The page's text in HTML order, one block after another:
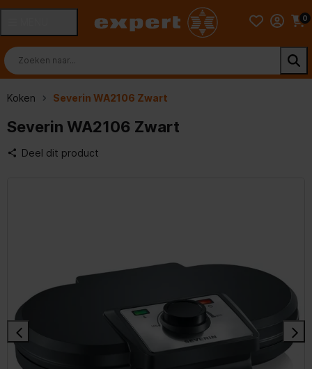
0
Koken Severin WA2106 Zwart
Severin WA2106 Zwart
Deel dit product